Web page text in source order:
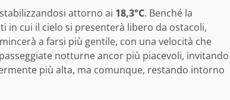
attorno ai 18,3°C. Benché la
cui il cielo si presenterà libero da ostacoli,
a farsi più gentile, con una velocità che
notturne ancor più piacevoli, invitando
più alta, ma comunque, restando intorno